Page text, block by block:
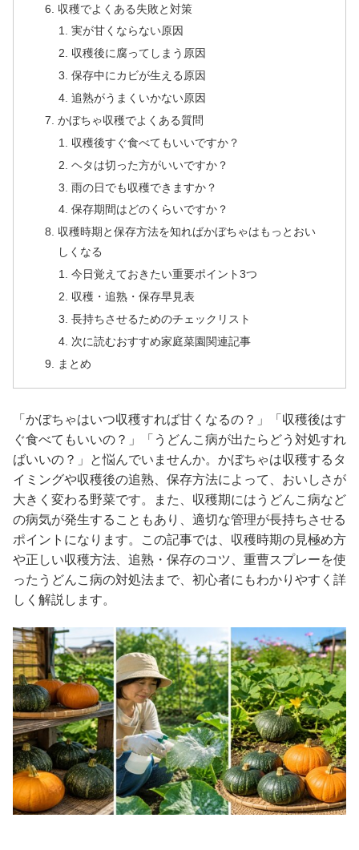
収穫でよくある失敗と対策
実が甘くならない原因
収穫後に腐ってしまう原因
保存中にカビが生える原因
追熟がうまくいかない原因
かぼちゃ収穫でよくある質問
収穫後すぐ食べてもいいですか？
ヘタは切った方がいいですか？
雨の日でも収穫できますか？
保存期間はどのくらいですか？
収穫時期と保存方法を知ればかぼちゃはもっとおい
しくなる
今日覚えておきたい重要ポイント3つ
収穫・追熟・保存早見表
長持ちさせるためのチェックリスト
次に読むおすすめ家庭菜園関連記事
まとめ
「かぼちゃはいつ収穫すれば甘くなるの？」「収穫後はす
ぐ食べてもいいの？」「うどんこ病が出たらどう対処すれ
ばいいの？」と悩んでいませんか。かぼちゃは収穫するタ
イミングや収穫後の追熟、保存方法によって、おいしさが
大きく変わる野菜です。また、収穫期にはうどんこ病など
の病気が発生することもあり、適切な管理が長持ちさせる
ポイントになります。この記事では、収穫時期の見極め方
や正しい収穫方法、追熟・保存のコツ、重曹スプレーを使
ったうどんこ病の対処法まで、初心者にもわかりやすく詳
しく解説します。